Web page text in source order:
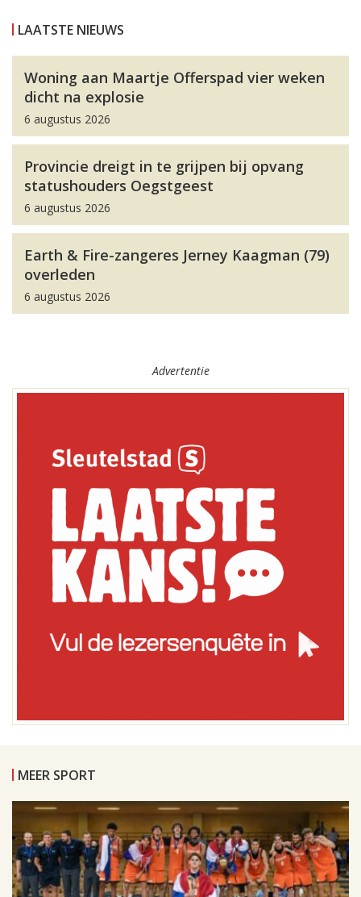
LAATSTE NIEUWS
Woning aan Maartje Offerspad vier weken
dicht na explosie
6 augustus 2026
Provincie dreigt in te grijpen bij opvang
statushouders Oegstgeest
6 augustus 2026
Earth & Fire-zangeres Jerney Kaagman (79)
overleden
6 augustus 2026
Advertentie
MEER SPORT